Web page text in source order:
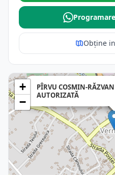
Obține
PÎRVU COSMIN-
AUTORIZATĂ
+
−